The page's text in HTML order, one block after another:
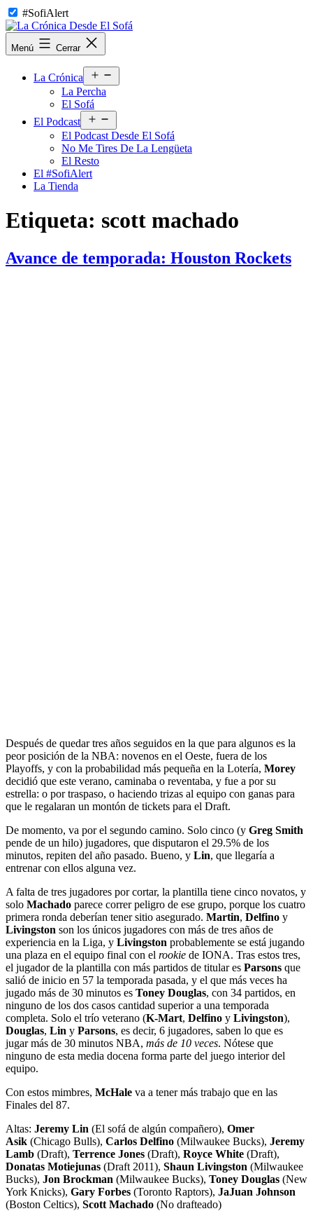
Saltar
al
contenido
#SofiAlert
La
Crónica
Menú Cerrar
La Crónica
el
La Percha
El Sofá
El Podcast
el
menú
El Podcast Desde El Sofá
No Me Tires De La Lengüeta
El Resto
El #SofiAlert
La Tienda
Etiqueta: scott machado
Avance de temporada: Houston Rockets
Después de quedar tres años seguidos en la que para algunos es la
peor posición de la NBA: novenos en el Oeste, fuera de los
Playoffs, y con la probabilidad más pequeña en la Lotería, Morey
decidió que este verano, caminaba o reventaba, y fue a por su
estrella: o por traspaso, o haciendo trizas al equipo con ganas para
que le regalaran un montón de tickets para el Draft.
De momento, va por el segundo camino. Solo cinco (y Greg Smith
pende de un hilo) jugadores, que disputaron el 29.5% de los
minutos, repiten del año pasado. Bueno, y Lin, que llegaría a
entrenar con ellos alguna vez.
A falta de tres jugadores por cortar, la plantilla tiene cinco novatos, y
solo Machado parece correr peligro de ese grupo, porque los cuatro
primera ronda deberían tener sitio asegurado. Martin, Delfino y
Livingston son los únicos jugadores con más de tres años de
experiencia en la Liga, y Livingston probablemente se está jugando
una plaza en el equipo final con el rookie de IONA. Tras estos tres,
el jugador de la plantilla con más partidos de titular es Parsons que
salió de inicio en 57 la temporada pasada, y el que más veces ha
jugado más de 30 minutos es Toney Douglas, con 34 partidos, en
ninguno de los dos casos cantidad superior a una temporada
completa. Solo el trío veterano (K-Mart, Delfino y Livingston),
Douglas, Lin y Parsons, es decir, 6 jugadores, saben lo que es
jugar más de 30 minutos NBA, más de 10 veces. Nótese que
ninguno de esta media docena forma parte del juego interior del
equipo.
Con estos mimbres, McHale va a tener más trabajo que en las
Finales del 87.
Altas: Jeremy Lin (El sofá de algún compañero), Omer
Asik (Chicago Bulls), Carlos Delfino (Milwaukee Bucks), Jeremy
Lamb (Draft), Terrence Jones (Draft), Royce White (Draft),
Donatas Motiejunas (Draft 2011), Shaun Livingston (Milwaukee
Bucks), Jon Brockman (Milwaukee Bucks), Toney Douglas (New
York Knicks), Gary Forbes (Toronto Raptors), JaJuan Johnson
(Boston Celtics), Scott Machado (No drafteado)